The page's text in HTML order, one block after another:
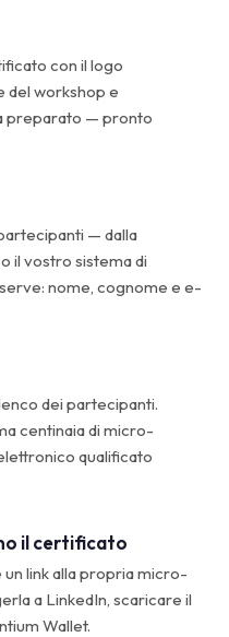
con il logo
del workshop e
preparato — pronto
— dalla
il vostro sistema di
nome, cognome e e-
dei partecipanti.
centinaia di micro-
qualificato
il certificato
link alla propria micro-
a LinkedIn, scaricare il
Wallet.